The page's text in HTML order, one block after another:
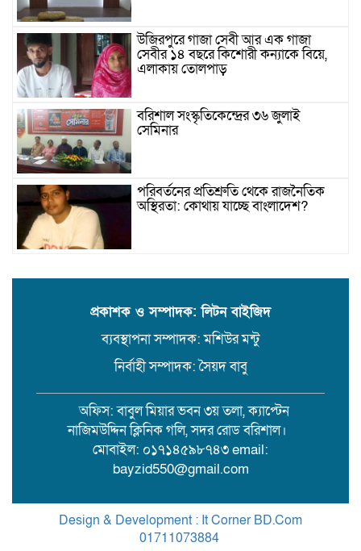
উজিরপুরে গাজা সেবী আর এক গাজা
সেবীর ১৪ বছরে কিশোরী কন্যাকে বিয়ে,
এলাকায় তোলপাড়
বরিশাল সংস্কৃতিকেন্দ্রের ৩৬ জুলাই
সেমিনার
পরিবর্তনের প্রতিশ্রুতি থেকে রাজনৈতিক
অস্থিরতা: কোথায় যাচ্ছে বাংলাদেশ?
ওপর হামলা, জেলা সাংবাদিক ইউনিয়নের
১৭ বছরের সাজাপ্রাপ্ত অস্ত্র মামলার পলাতক
আসামি র‍্যাব-৮ এর অভিযানে গ্রেফতার
বরিশালে সন্তানের সামনে বৃদ্ধা মাকে
কুপিয়ে জখম। থানায় অভিযোগ
কোটি কোটি টাকার সরকারি বরাদ্দ
প্রকাশক ও সম্পাদক: লিটন বাইজিদ
ব্যবস্থাপনা সম্পাদক: মশিউর মন্টু
নির্বাহী সম্পাদক: সৈয়দ বাবু
অফিস: বাবুল মিয়ার ভবন ৩য় তলা, ক্যাপ্টেন
নাজিমউদ্দিন ক্লিনিক গলি, সদর রোড বরিশাল।
মোবাইল: ০১৭১৪৫৯৮৭৪৩ email:
bayzid550@gmail.com
Design & Development : It Corner BD.Com
01711073884